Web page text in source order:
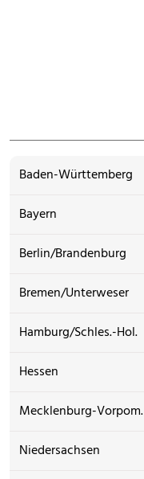
Baden-Württemberg
Bayern
Berlin/Brandenburg
Bremen/Unterweser
Hamburg/Schles.-Hol.
Hessen
Mecklenburg-Vorpom.
Niedersachsen